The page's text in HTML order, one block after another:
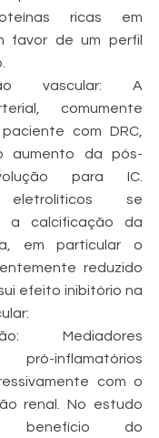
ricas em
favor de um perfil
vascular: A
comumente
com DRC,
aumento da pós-
para IC.
eletrolíticos se
a calcificação da
em particular o
reduzido
efeito inibitório na
Mediadores
inflamatórios
com o
renal. No estudo
benefício do